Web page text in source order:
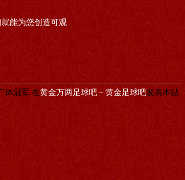
能为您创造可观
体冠军 在黄金万两足球吧－黄金足球吧发表本贴.